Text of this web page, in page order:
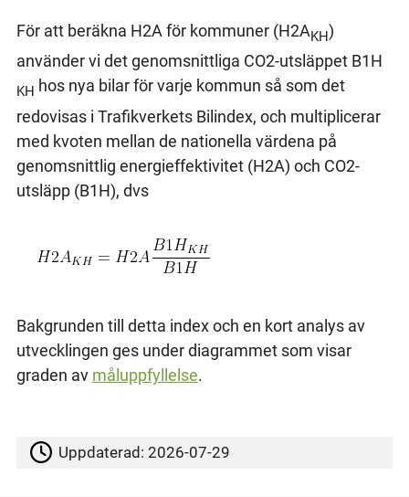
För att beräkna H2A för kommuner (H2AKH)
använder vi det genomsnittliga CO2-utsläppet B1H
KH hos nya bilar för varje kommun så som det
redovisas i Trafikverkets Bilindex, och multiplicerar
med kvoten mellan de nationella värdena på
genomsnittlig energieffektivitet (H2A) och CO2-
utsläpp (B1H), dvs
Bakgrunden till detta index och en kort analys av
utvecklingen ges under diagrammet som visar
graden av måluppfyllelse.
Uppdaterad:2026-07-29